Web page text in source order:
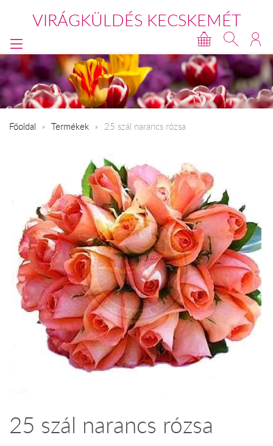
VIRÁGKÜLDÉS KECSKEMÉT
Főoldal Termékek 25 szál narancs rózsa
25 szál narancs rózsa